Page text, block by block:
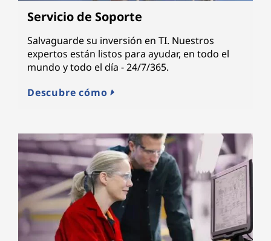
Servicio de Soporte
Salvaguarde su inversión en TI. Nuestros
expertos están listos para ayudar, en todo el
mundo y todo el día - 24/7/365.
Descubre cómo